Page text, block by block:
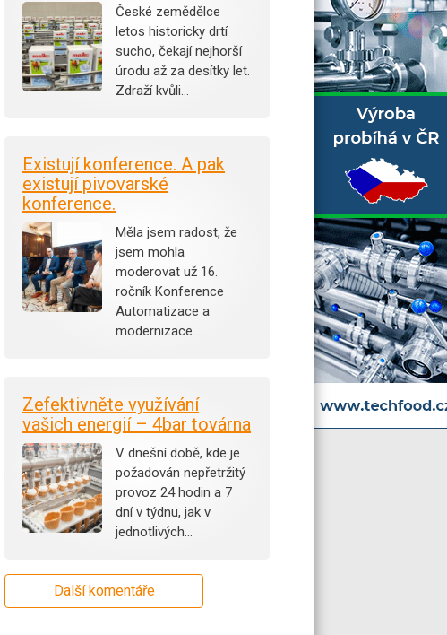
České zemědělce
letos historicky drtí
sucho, čekají nejhorší
úrodu až za desítky let.
Zdraží kvůli…
Existují konference. A pak
existují pivovarské
konference.
Měla jsem radost, že
jsem mohla
moderovat už 16.
ročník Konference
Automatizace a
modernizace…
Zefektivněte využívání
vašich energií – 4bar továrna
V dnešní době, kde je
požadován nepřetržitý
provoz 24 hodin a 7
dní v týdnu, jak v
jednotlivých…
Další komentáře